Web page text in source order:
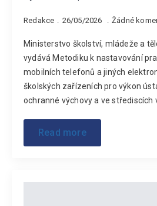
Redakce 26/05/2026 Žádné
Ministerstvo školství, mládeže a
vydává Metodiku k nastavování
mobilních telefonů a jiných
školských zařízeních pro výkon
ochranné výchovy a ve střediscích
Read more